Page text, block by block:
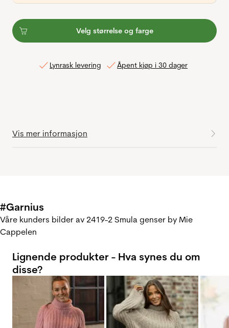
Velg størrelse og farge
Lynrask levering Åpent kjøp i 30 dager
Vis mer informasjon
#Garnius
Våre kunders bilder av 2419-2 Smula genser by Mie
Cappelen
Lignende produkter - Hva synes du om
disse?